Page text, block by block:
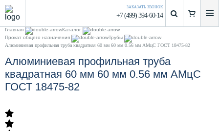
ЗАКАЗАТЬ ЗВОНОК
+7 (499) 394-60-14
Главная
Каталог
Прокат общего назначения
Трубы
Алюминиевая профильная труба квадратная 60 мм 60 мм 0.56 мм АМцС ГОСТ 18475-82
Алюминиевая профильная труба
квадратная 60 мм 60 мм 0.56 мм АМцС
ГОСТ 18475-82